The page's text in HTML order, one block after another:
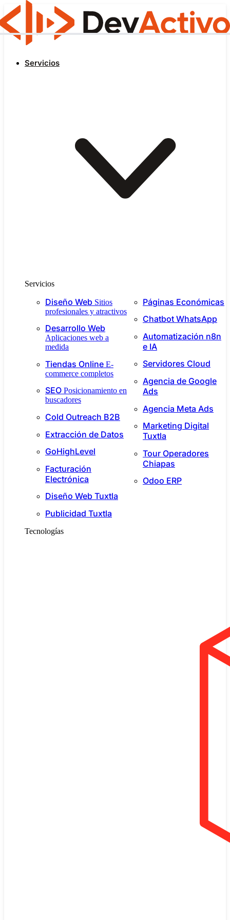
Servicios
Servicios
Diseño Web Sitios
profesionales y atractivos
Desarrollo Web
Aplicaciones web a
medida
Tiendas Online E-
commerce completos
SEO Posicionamiento en
buscadores
Cold Outreach B2B
Extracción de Datos
GoHighLevel
Facturación
Electrónica
Diseño Web Tuxtla
Publicidad Tuxtla
Páginas Económicas
Chatbot WhatsApp
Automatización n8n
e IA
Servidores Cloud
Agencia de Google
Ads
Agencia Meta Ads
Marketing Digital
Tuxtla
Tour Operadores
Chiapas
Odoo ERP
Tecnologías